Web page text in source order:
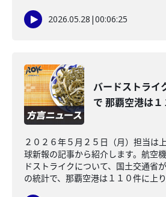
2026.05.28 |00:06:25
バードストライ
で 那覇空港は
２０２６年５月２５日（月）担当は
球新報の記事から紹介します。航空
ドストライクについて、国土交通省
の統計で、那覇空港は１１０件に上